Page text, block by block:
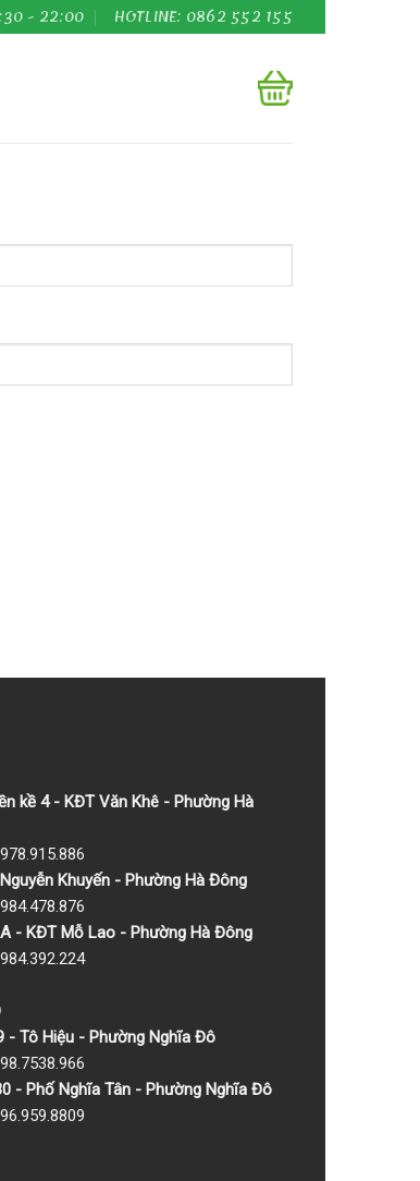
- 22:00 HOTLINE: 0862 552 155
kề 4 - KĐT Văn Khê - Phường Hà
Khuyến - Phường Hà Đông
- KĐT Mỗ Lao - Phường Hà Đông
- Tô Hiệu - Phường Nghĩa Đô
- Phố Nghĩa Tân - Phường Nghĩa Đô